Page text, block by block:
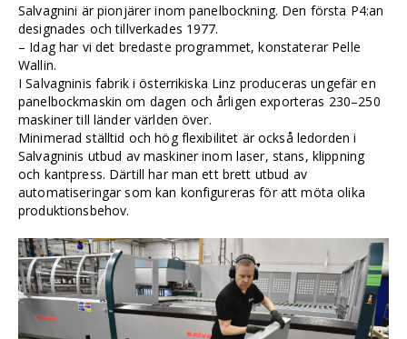
Salvagnini är pionjärer inom panelbockning. Den första P4:an
designades och tillverkades 1977.
– Idag har vi det bredaste programmet, konstaterar Pelle
Wallin.
I Salvagninis fabrik i österrikiska Linz produceras ungefär en
panelbockmaskin om dagen och årligen exporteras 230–250
maskiner till länder världen över.
Minimerad ställtid och hög flexibilitet är också ledorden i
Salvagninis utbud av maskiner inom laser, stans, klippning
och kantpress. Därtill har man ett brett utbud av
automatiseringar som kan konfigureras för att möta olika
produktionsbehov.